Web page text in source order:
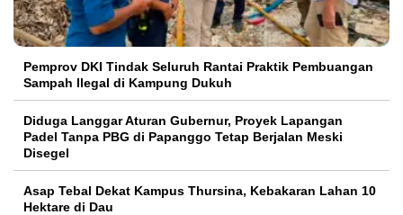
Pemprov DKI Tindak Seluruh Rantai Praktik Pembuangan
Sampah Ilegal di Kampung Dukuh
Diduga Langgar Aturan Gubernur, Proyek Lapangan
Padel Tanpa PBG di Papanggo Tetap Berjalan Meski
Disegel
Asap Tebal Dekat Kampus Thursina, Kebakaran Lahan 10
Hektare di Dau